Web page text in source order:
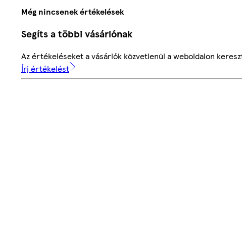
Még nincsenek értékelések
Segíts a többi vásárlónak
Az értékeléseket a vásárlók közvetlenül a weboldalon
Írj értékelést